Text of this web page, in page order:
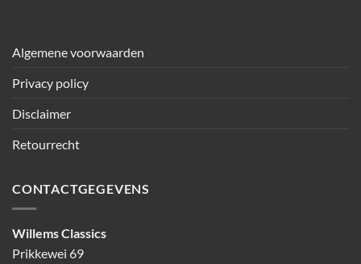
Algemene voorwaarden
Privacy policy
Disclaimer
Retourrecht
CONTACTGEGEVENS
Willems Classics
Prikkewei 69